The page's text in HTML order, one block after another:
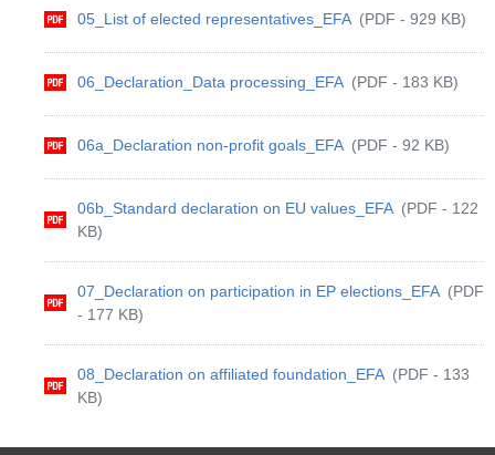
05_List of elected representatives_EFA (PDF - 929 KB)
06_Declaration_Data processing_EFA (PDF - 183 KB)
06a_Declaration non-profit goals_EFA (PDF - 92 KB)
06b_Standard declaration on EU values_EFA (PDF - 122
KB)
07_Declaration on participation in EP elections_EFA (PDF
- 177 KB)
08_Declaration on affiliated foundation_EFA (PDF - 133
KB)